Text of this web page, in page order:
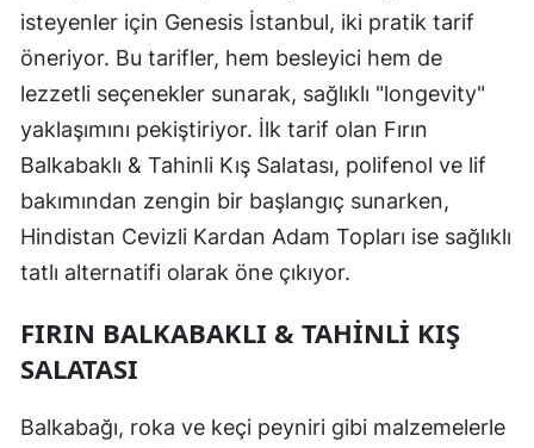
isteyenler için Genesis İstanbul, iki pratik tarif
öneriyor. Bu tarifler, hem besleyici hem de
lezzetli seçenekler sunarak, sağlıklı "longevity"
yaklaşımını pekiştiriyor. İlk tarif olan Fırın
Balkabaklı & Tahinli Kış Salatası, polifenol ve lif
bakımından zengin bir başlangıç sunarken,
Hindistan Cevizli Kardan Adam Topları ise sağlıklı
tatlı alternatifi olarak öne çıkıyor.
FIRIN BALKABAKLI & TAHINLI KIŞ
SALATASI
Balkabağı, roka ve keçi peyniri gibi malzemelerle